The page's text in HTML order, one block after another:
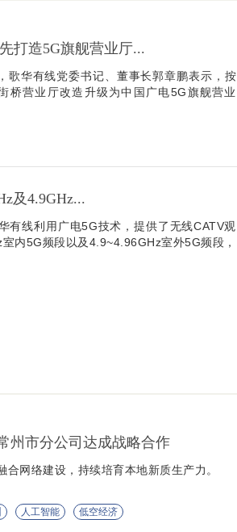
打造5G旗舰营业厅...
歌华有线党委书记、董事长郭章鹏表示，按
桥营业厅改造升级为中国广电5G旗舰营业
及4.9GHz...
有线利用广电5G技术，提供了无线CATV观
内5G频段以及4.9~4.96GHz室外5G频段，
州市分公司达成战略合作
网络建设，持续培育本地新质生产力。
人工智能 低空经济